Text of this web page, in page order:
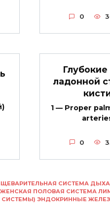
СИСТЕМА
ПОЛОВАЯ СИСТЕМА
СИСТЕМЫ) ЭНДОКРИННЫЕ
0
ладонной
1 — Proper
0